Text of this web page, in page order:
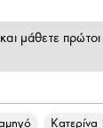
και μάθετε πρώτοι